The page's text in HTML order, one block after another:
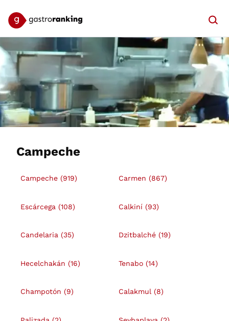
Campeche
Campeche (919) Carmen (867)
Escárcega (108) Calkiní (93)
Candelaria (35) Dzitbalché (19)
Hecelchakán (16) Tenabo (14)
Champotón (9) Calakmul (8)